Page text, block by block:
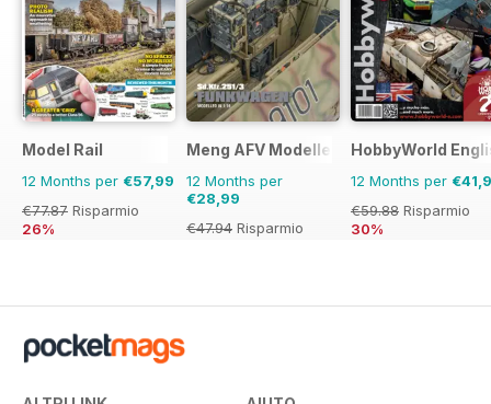
Model Rail
12 Months per €57,99
€77.87 Risparmio
26%
Meng AFV Modeller
12 Months per
€28,99
€47.94 Risparmio
HobbyWorld
12 Months per
€59.88 Risparmio
30%